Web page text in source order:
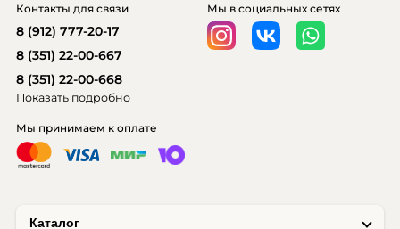
Каталог
Мы принимаем к оплате
Мы в социальных сетях
Контакты для связи
8 (912) 777-20-17
8 (351) 22-00-667
8 (351) 22-00-668
Показать подробно